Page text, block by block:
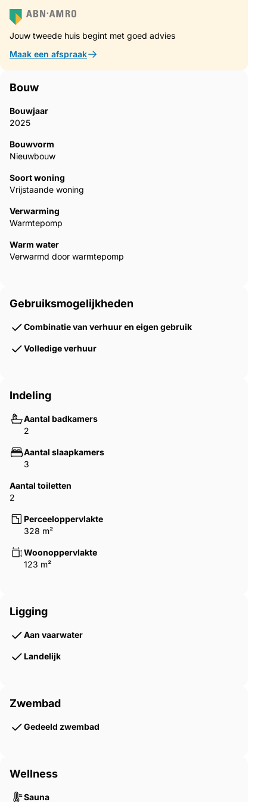
Jouw tweede huis begint met goed advies
Maak een afspraak
Bouw
Bouwjaar
2025
Bouwvorm
Nieuwbouw
Soort woning
Vrijstaande woning
Verwarming
Warmtepomp
Warm water
Verwarmd door warmtepomp
Gebruiksmogelijkheden
Combinatie van verhuur en eigen gebruik
Volledige verhuur
Indeling
Aantal badkamers
2
Aantal slaapkamers
3
Aantal toiletten
2
Perceeloppervlakte
328 m²
Woonoppervlakte
123 m²
Ligging
Aan vaarwater
Landelijk
Zwembad
Gedeeld zwembad
Wellness
Sauna